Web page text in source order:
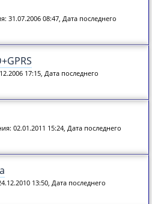
31.07.2006 08:47, Дата последнего
17:15, Дата последнего
02.01.2011 15:24, Дата последнего
13:50, Дата последнего